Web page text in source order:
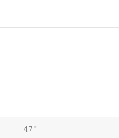
4.7 "